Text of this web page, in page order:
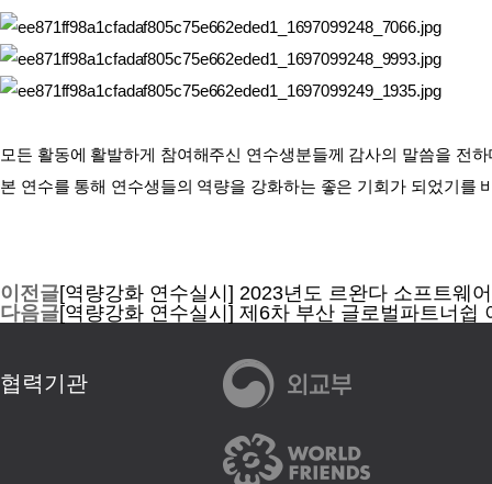
모든 활동에 활발하게 참여해주신 연수생분들께 감사의 말씀을 전하
본 연수를 통해 연수생들의 역량을 강화하는 좋은 기회가 되었기를
이전글[역량강화 연수실시] 2023년도 르완다 소프트웨
다음글[역량강화 연수실시] 제6차 부산 글로벌파트너쉽
협력기관